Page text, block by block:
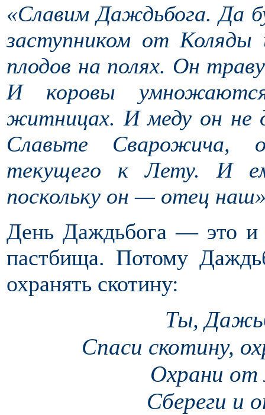
«Славим Даждьбога. Да
заступником от
плодов на полях. Он
И коровы
житницах. И меду он не
Славьте Сварожича,
текущего к Лету. И
поскольку он — отец
День Даждьбога — это и
пастбища. Потому
охранять скотину:
Ты,
Спаси скотину,
Охрани от
Сбереги и